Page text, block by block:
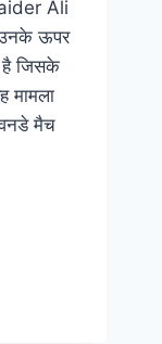
Ali
उनके ऊपर
है जिसके
मामला
वनडे मैच